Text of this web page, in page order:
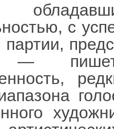
с
—